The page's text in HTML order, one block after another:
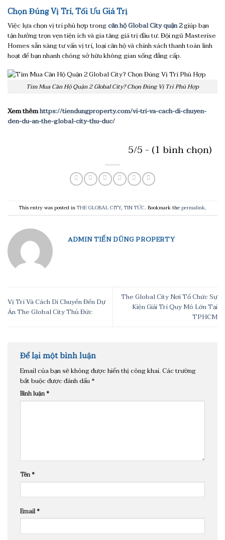
Chọn Đúng Vị Trí, Tối Ưu Giá Trị
Việc lựa chọn vị trí phù hợp trongcăn hộ Global City quận 2giúp bạn
tận hưởng trọn vẹn tiện ích và gia tăng giá trị đầu tư. Đội ngũ Masterise
Homes sẵn sàng tư vấn vị trí, loại căn hộ và chính sách thanh toán linh
hoạt để bạn nhanh chóng sở hữu không gian sống đẳng cấp.
Tìm Mua Căn Hộ Quận 2 Global City? Chọn Đúng Vị Trí Phù Hợp
Xem thêmhttps://tiendungproperty.com/vi-tri-va-cach-di-chuyen-
den-du-an-the-global-city-thu-duc/
5/5 - (1 bình chọn)
This entry was posted inTHE GLOBAL CITY, TIN TỨC. Bookmark thepermalink.
ADMIN TIẾN DŨNG PROPERTY
Vị Trí Và Cách Di Chuyển Đến Dự
Án The Global City Thủ Đức
The Global City Nơi Tổ Chức Sự
Kiện Giải Trí Quy Mô Lớn Tại
TPHCM
Để lại một bình luận
Email của bạn sẽ không được hiển thị công khai.Các trường
bắt buộc được đánh dấu*
Bình luận*
Tên*
Email*